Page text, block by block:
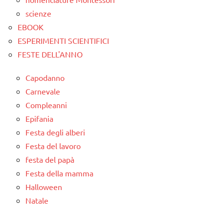
scienze
EBOOK
ESPERIMENTI SCIENTIFICI
FESTE DELL'ANNO
Capodanno
Carnevale
Compleanni
Epifania
Festa degli alberi
Festa del lavoro
festa del papà
Festa della mamma
Halloween
Natale